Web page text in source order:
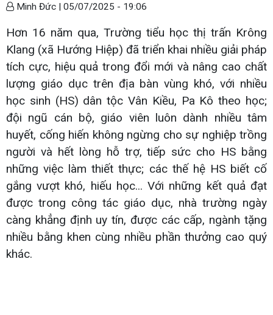
Minh Đức | 05/07/2025 - 19:06
Hơn 16 năm qua, Trường tiểu học thị trấn Krông
Klang (xã Hướng Hiệp) đã triển khai nhiều giải pháp
tích cực, hiệu quả trong đổi mới và nâng cao chất
lượng giáo dục trên địa bàn vùng khó, với nhiều
học sinh (HS) dân tộc Vân Kiều, Pa Kô theo học;
đội ngũ cán bộ, giáo viên luôn dành nhiều tâm
huyết, cống hiến không ngừng cho sự nghiệp trồng
người và hết lòng hỗ trợ, tiếp sức cho HS bằng
những việc làm thiết thực; các thế hệ HS biết cố
gắng vượt khó, hiếu học... Với những kết quả đạt
được trong công tác giáo dục, nhà trường ngày
càng khẳng định uy tín, được các cấp, ngành tặng
nhiều bằng khen cùng nhiều phần thưởng cao quý
khác.